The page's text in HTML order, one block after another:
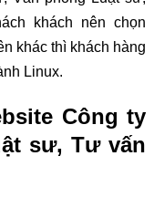
khách nên chọn
khác thì khách hàng
Linux.
Công ty
sư, Tư vấn